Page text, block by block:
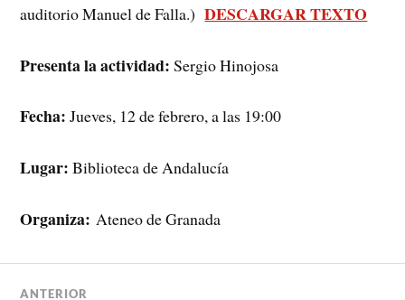
auditorio Manuel de Falla.)DESCARGAR TEXTO
Presenta la actividad:Sergio Hinojosa
Fecha:Jueves, 12 de febrero, a las 19:00
Lugar: Biblioteca de Andalucía
Organiza: Ateneo de Granada
ANTERIOR